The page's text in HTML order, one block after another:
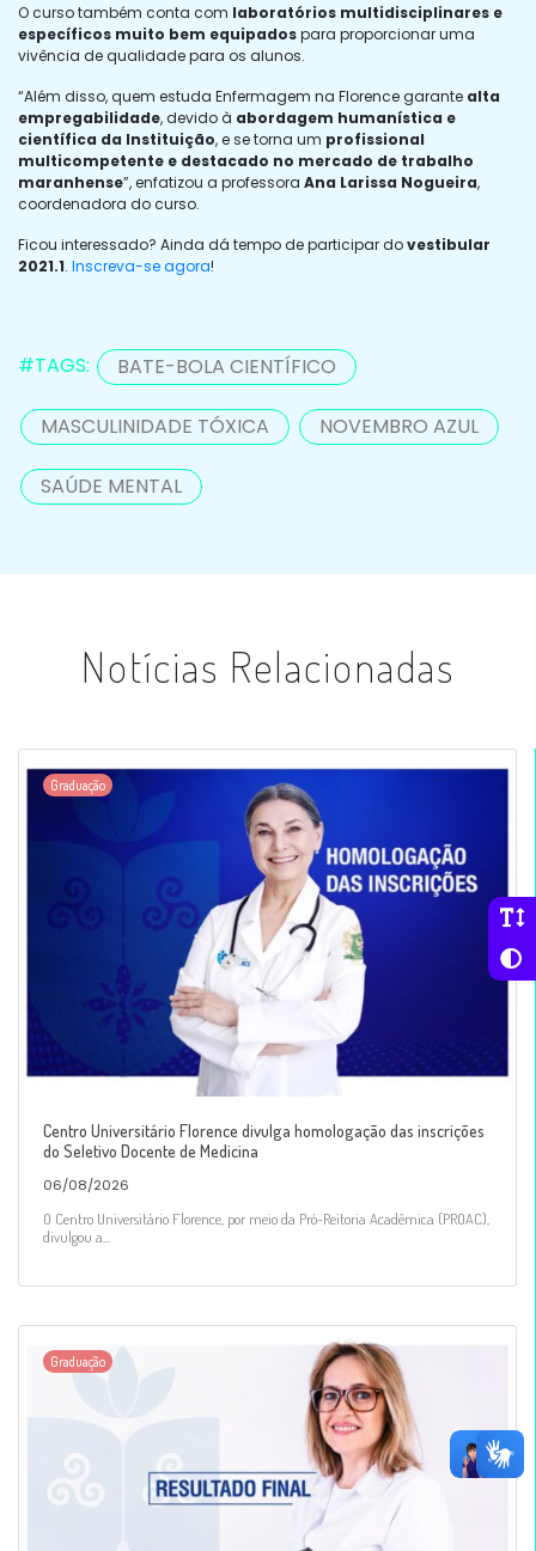
O curso também conta com laboratórios multidisciplinares e
específicos muito bem equipadospara proporcionar uma
vivência de qualidade para os alunos.
“Além disso, quem estuda Enfermagem na Florence garante alta
empregabilidade, devido à abordagem humanística e
científica da Instituição, e se torna um profissional
multicompetente e destacado no mercado de trabalho
maranhense”, enfatizou a professora Ana Larissa Nogueira,
coordenadora do curso.
Ficou interessado? Ainda dá tempo de participar dovestibular
2021.1. Inscreva-se agora!
#TAGS: BATE-BOLA CIENTÍFICO
MASCULINIDADE TÓXICA NOVEMBRO AZUL
SAÚDE MENTAL
Notícias Relacionadas
Graduação
Centro Universitário Florence divulga homologação das inscrições
do Seletivo Docente de Medicina
06/08/2026
O Centro Universitário Florence, por meio da Pró-Reitoria Acadêmica (PROAC),
divulgou a...
Graduação